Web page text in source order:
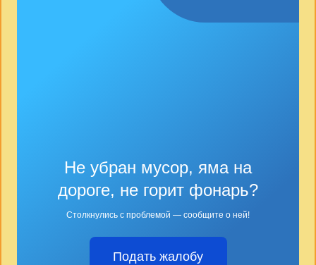
Не убран мусор, яма на
дороге, не горит фонарь?
Столкнулись с проблемой — сообщите о ней!
Подать жалобу